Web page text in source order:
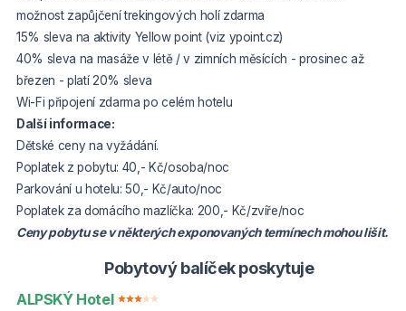
možnost zapůjčení trekingových holí zdarma
15% sleva na aktivity Yellow point (viz ypoint.cz)
40% sleva na masáže v létě / v zimních měsících - prosinec až
březen - platí 20% sleva
Wi-Fi připojení zdarma po celém hotelu
Další informace:
Dětské ceny na vyžádání.
Poplatek z pobytu: 40,- Kč/osoba/noc
Parkování u hotelu: 50,- Kč/auto/noc
Poplatek za domácího mazlíčka: 200,- Kč/zvíře/noc
Ceny pobytu se v některých exponovaných termínech mohou lišit.
Pobytový balíček poskytuje
ALPSKÝ Hotel